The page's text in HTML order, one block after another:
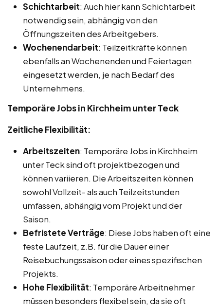
Schichtarbeit: Auch hier kann Schichtarbeit
notwendig sein, abhängig von den
Öffnungszeiten des Arbeitgebers.
Wochenendarbeit: Teilzeitkräfte können
ebenfalls an Wochenenden und Feiertagen
eingesetzt werden, je nach Bedarf des
Unternehmens.
Temporäre Jobs in Kirchheim unter Teck
Zeitliche Flexibilität:
Arbeitszeiten: Temporäre Jobs in Kirchheim
unter Teck sind oft projektbezogen und
können variieren. Die Arbeitszeiten können
sowohl Vollzeit- als auch Teilzeitstunden
umfassen, abhängig vom Projekt und der
Saison.
Befristete Verträge: Diese Jobs haben oft eine
feste Laufzeit, z.B. für die Dauer einer
Reisebuchungssaison oder eines spezifischen
Projekts.
Hohe Flexibilität: Temporäre Arbeitnehmer
müssen besonders flexibel sein, da sie oft